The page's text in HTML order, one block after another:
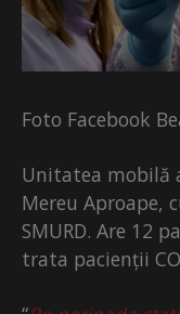
Foto Facebook
Unitatea mobilă
Mereu Aproape,
SMURD. Are 12
trata pacienții